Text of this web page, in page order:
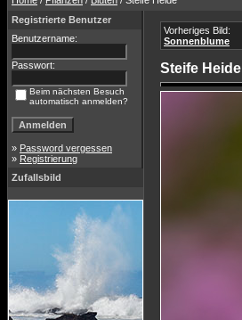
Registrierte Benutzer
Benutzername:
Passwort:
Beim nächsten Besuch
automatisch anmelden?
» Password vergessen
» Registrierung
Zufallsbild
Vorheriges Bild:
Sonnenblume
Steife Heide